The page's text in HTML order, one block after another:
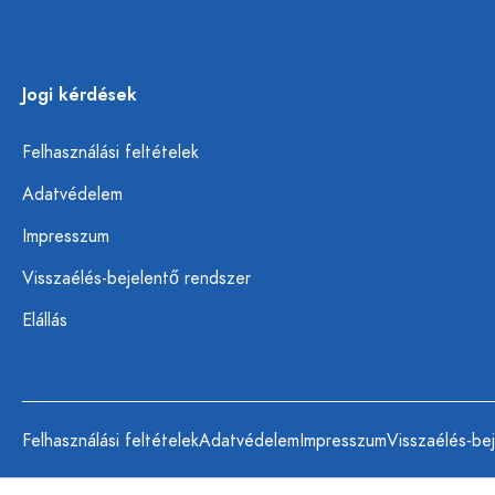
Jogi kérdések
Felhasználási feltételek
Adatvédelem
Impresszum
Visszaélés-bejelentő rendszer
Elállás
Felhasználási feltételekAdatvédelemImpresszumVisszaélés-